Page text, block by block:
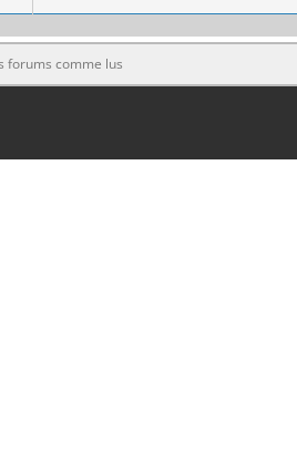
forums comme lus